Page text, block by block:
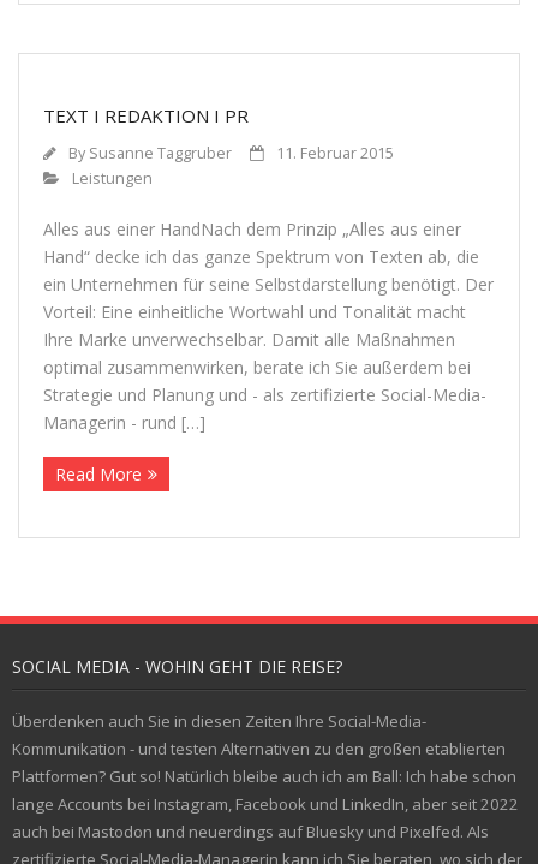
TEXT I REDAKTION I PR
By Susanne Taggruber
11. Februar 2015
Leistungen
Alles aus einer Hand­Nach dem Prin­zip „Alles aus einer
Hand“ decke ich das ganze Spek­trum von Tex­ten ab, die
ein Unter­neh­men für seine Selbst­dar­stel­lung benö­tigt. Der
Vor­teil: Eine ein­heit­li­che Wort­wahl und Tona­li­tät macht
Ihre Marke unver­wech­sel­bar. Damit alle Maß­nah­men
opti­mal zusam­men­wir­ken, berate ich Sie außer­dem bei
Stra­te­gie und Pla­nung und - als zer­ti­fi­zierte Social-Media-
Mana­ge­rin - rund […]
Read More
SOCIAL MEDIA - WOHIN GEHT DIE REISE?
Überdenken auch Sie in diesen Zeiten Ihre Social-Media-
Kommunikation - und testen Alternativen zu den großen etablierten
Plattformen? Gut so! Natürlich bleibe auch ich am Ball: Ich habe schon
lange Accounts bei Instagram, Facebook und LinkedIn, aber seit 2022
auch bei Mastodon und neuerdings auf Bluesky und Pixelfed. Als
zertifizierte Social-Media-Managerin kann ich Sie beraten, wo sich der